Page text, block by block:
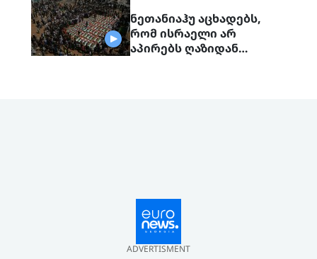
ნეთანიაჰუ აცხადებს,
რომ ისრაელი არ
აპირებს ღაზიდან
ADVERTISMENT